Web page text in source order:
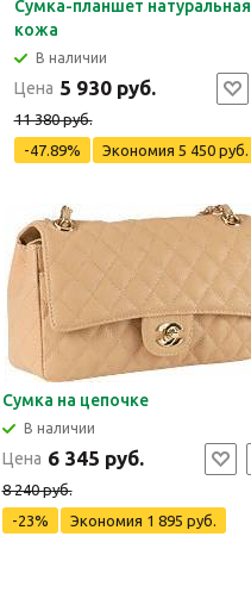
Сумка-планшет натуральная
кожа
В наличии
Цена 5 930 руб.
11 380 руб.
-47.89%
Экономия 5 450 руб.
Сумка на цепочке
В наличии
Цена 6 345 руб.
8 240 руб.
-23%
Экономия 1 895 руб.